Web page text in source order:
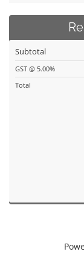
Subtotal
GST @ 5.00%
Total